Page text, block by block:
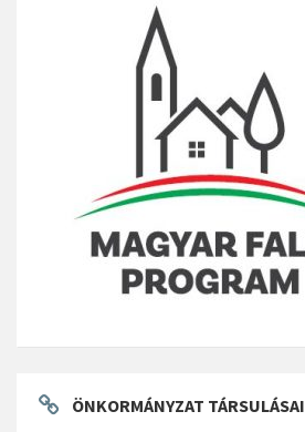
ÖNKORMÁNYZAT TÁRSULÁSAI